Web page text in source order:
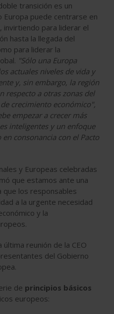
transición es un
puede centrarse en
invirtiendo para liderar el
hasta la llegada del
para liderar la
"Sólo una Europa
actuales niveles de vida y
y, sin embargo, la región
respecto a otras zonas del
crecimiento económico",
empezar a crecer más
inteligentes y un enfoque
consonancia con el Pacto
y Europeas celebradas
que estamos ante una
los responsables
a la urgente necesidad
y la
reunión de la CEO
del Gobierno
de principios básicos
europeos: